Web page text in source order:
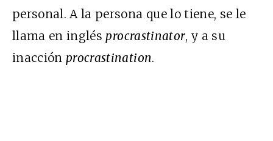
personal. A la persona que lo tiene, se le
llama en inglés procrastinator, y a su
inacción procrastination.